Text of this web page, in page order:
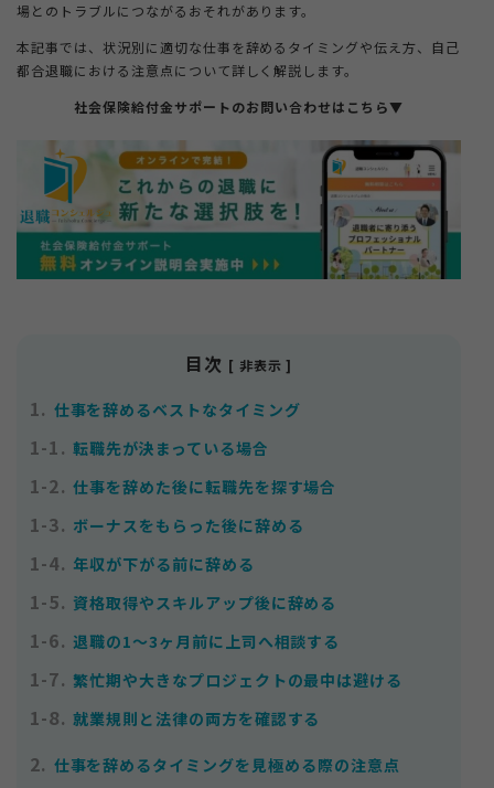
サイトマップ
プライバシーポリシー
場とのトラブルにつながるおそれがあります。
本記事では、状況別に適切な仕事を辞めるタイミングや伝え方、自己
都合退職における注意点について詳しく解説します。
社会保険給付金サポートのお問い合わせはこちら▼
目次 [ 非表示 ]
1. 仕事を辞めるベストなタイミング
1-1. 転職先が決まっている場合
1-2. 仕事を辞めた後に転職先を探す場合
1-3. ボーナスをもらった後に辞める
1-4. 年収が下がる前に辞める
1-5. 資格取得やスキルアップ後に辞める
1-6. 退職の1〜3ヶ月前に上司へ相談する
1-7. 繁忙期や大きなプロジェクトの最中は避ける
1-8. 就業規則と法律の両方を確認する
2. 仕事を辞めるタイミングを見極める際の注意点